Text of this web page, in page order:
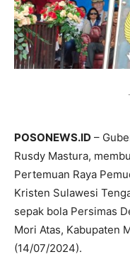
POSONEWS.ID –
Rusdy Mastura,
Pertemuan Raya
Kristen Sulawesi
sepak bola Persimas
Mori Atas, Kabupaten
(14/07/2024).